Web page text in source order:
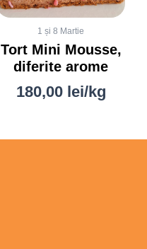
1 și 8 Martie
Tort Mini Mousse,
diferite arome
180,00 lei/kg